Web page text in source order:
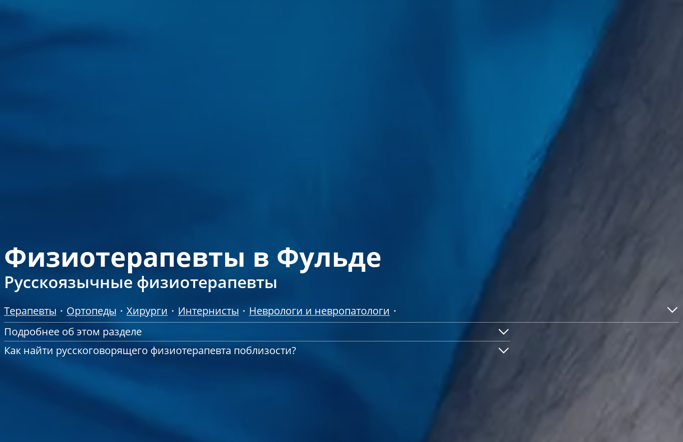
Физиотерапевты в Фульде
Русскоязычные физиотерапевты
Терапевты Ортопеды Хирурги Интернисты
Неврологи и невропатологи
Подробнее об этом разделе
Как найти русскоговорящего физиотерапевта поблизости?